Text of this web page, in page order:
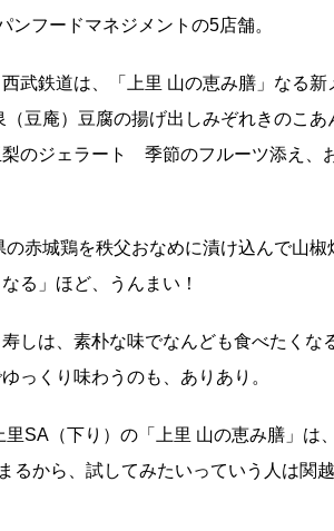
フードマネジメントの5店舗。
武鉄道は、「上里 山の恵み膳」なる
豆庵）豆腐の揚げ出しみぞれきのこ
のジェラート 季節のフルーツ添え、
赤城鶏を秩父おなめに漬け込んで山
る」ほど、うんまい！
しは、素朴な味でなんども食べたくな
っくり味わうのも、ありあり。
SA（下り）の「上里 山の恵み膳」は
るから、試してみたいっていう人は